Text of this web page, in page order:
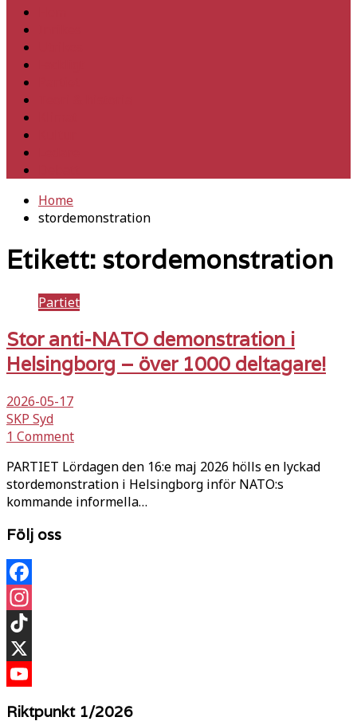
Home
stordemonstration
Etikett: stordemonstration
Partiet
Stor anti-NATO demonstration i
Helsingborg – över 1000 deltagare!
2026-05-17
SKP Syd
1 Comment
PARTIET Lördagen den 16:e maj 2026 hölls en lyckad
stordemonstration i Helsingborg inför NATO:s
kommande informella…
Följ oss
Facebook
Instagram
TikTok
X
Riktpunkt 1/2026